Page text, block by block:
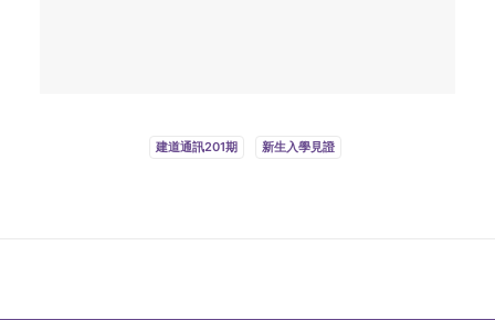
建道通訊201期 新生入學見證